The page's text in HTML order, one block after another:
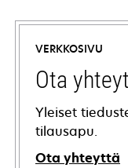
VERKKOSIVU
Ota
Yleiset
tilausapu.
Ota yhteyttä